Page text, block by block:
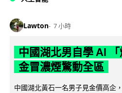
Lawton 7 小時
中國湖北男自學 AI
金冒濃煙驚動全區
中國湖北黃石一名男子見金價高企